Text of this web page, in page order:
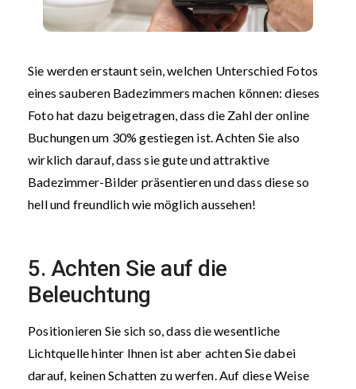
Sie werden erstaunt sein, welchen Unterschied Fotos
eines sauberen Badezimmers machen können: dieses
Foto hat dazu beigetragen, dass die Zahl der online
Buchungen um 30% gestiegen ist. Achten Sie also
wirklich darauf, dass sie gute und attraktive
Badezimmer-Bilder präsentieren und dass diese so
hell und freundlich wie möglich aussehen!
5. Achten Sie auf die
Beleuchtung
Positionieren Sie sich so, dass die wesentliche
Lichtquelle hinter Ihnen ist aber achten Sie dabei
darauf, keinen Schatten zu werfen. Auf diese Weise